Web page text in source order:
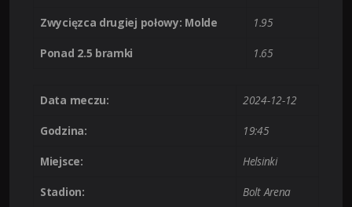
Zwycięzca drugiej połowy: Molde 1.95
Ponad 2.5 bramki 1.65
Data meczu: 2024-12-12
Godzina: 19:45
Miejsce: Helsinki
Stadion: Bolt Arena